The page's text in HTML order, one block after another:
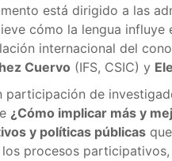
está dirigido a las
cómo la lengua
internacional del
Cuervo (IFS, CSIC) y
participación de
¿Cómo implicar más y
y políticas públicas
procesos